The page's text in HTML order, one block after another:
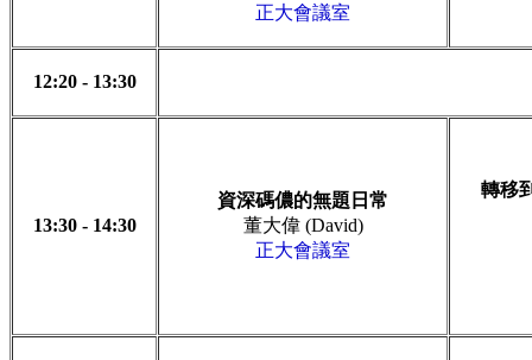
正大會議室
12:20 - 13:30
13:30 - 14:30
資深碼儂的無題日常
董大偉 (David)
正大會議室
轉移